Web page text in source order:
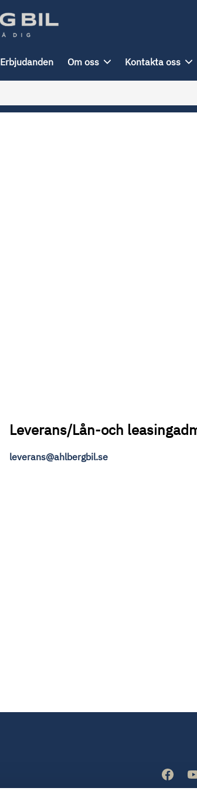
Erbjudanden Om oss Kontakta oss
Leverans/Lån-och
leverans@ahlbergbil.se